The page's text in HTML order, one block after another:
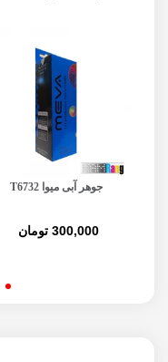
جوهر آبی میوا T6732
300,000 تومان